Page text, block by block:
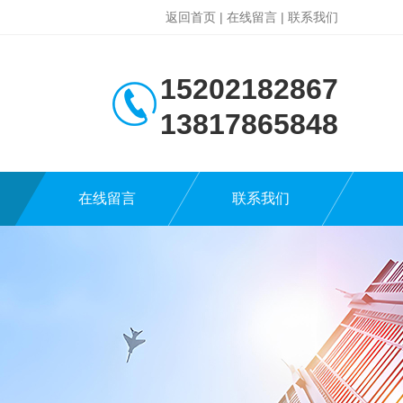
返回首页 | 在线留言 | 联系我们
15202182867
13817865848
在线留言 联系我们